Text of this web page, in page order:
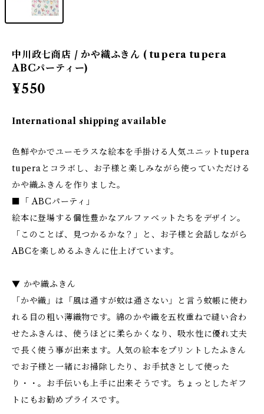
中川政七商店 / かや織ふきん ( tupera tupera
ABCパーティー)
¥550
International shipping available
色鮮やかでユーモラスな絵本を手掛ける人気ユニットtupera
tuperaとコラボし、お子様と楽しみながら使っていただける
かや織ふきんを作りました。
■「 ABCパーティ」
絵本に登場する個性豊かなアルファベットたちをデザイン。
「このことば、見つかるかな？」と、お子様と会話しながら
ABCを楽しめるふきんに仕上げています。
▼ かや織ふきん
「かや織」は「風は通すが蚊は通さない」と言う蚊帳に使わ
れる目の粗い薄織物です。綿のかや織を五枚重ねで縫い合わ
せたふきんは、使うほどに柔らかくなり、吸水性に優れ丈夫
で長く使う事が出来ます。人気の絵本をプリントしたふきん
でお子様と一緒にお掃除したり、お手拭きとして使った
り・・。お手伝いも上手に出来そうです。ちょっとしたギフ
トにもお勧めプライスです。